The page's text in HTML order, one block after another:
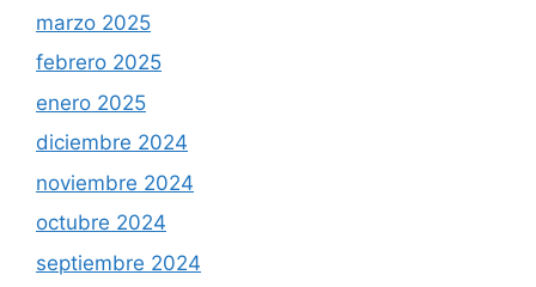
marzo 2025
febrero 2025
enero 2025
diciembre 2024
noviembre 2024
octubre 2024
septiembre 2024